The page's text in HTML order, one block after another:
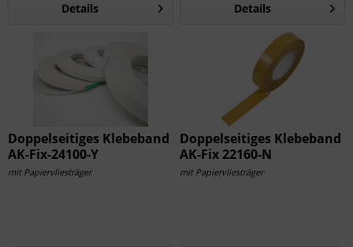
Details Details
Doppelseitiges Klebeband
AK-Fix-24100-Y
mit Papiervliesträger
Doppelseitiges Klebeband
AK-Fix 22160-N
mit Papiervliesträger